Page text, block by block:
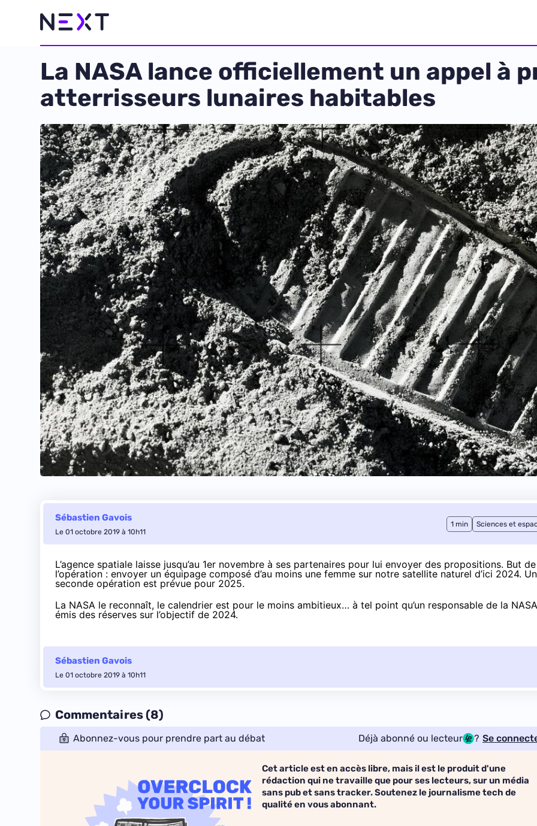
La NASA lance officiellement un appel à
atterrisseurs lunaires habitables
Sébastien Gavois
Le 01 octobre 2019 à 10h11
1 min Sciences et
L’agence spatiale laisse jusqu’au 1er novembre à ses partenaires pour lui envoyer des propositions. But de
l’opération : envoyer un équipage composé d’au moins une femme sur notre satellite naturel d’ici 2024.
seconde opération est prévue pour 2025.
La NASA le reconnaît, le calendrier est pour le moins ambitieux… à tel point qu’un responsable de la
émis des réserves sur l’objectif de 2024.
Sébastien Gavois
Le 01 octobre 2019 à 10h11
Commentaires (8)
Abonnez-vous pour prendre part au débat Déjà abonné ou lecteur ? Se
Cet article est en accès libre, mais il est le produit d'une
rédaction qui ne travaille que pour ses lecteurs, sur un média
sans pub et sans tracker. Soutenez le journalisme tech de
qualité en vous abonnant.